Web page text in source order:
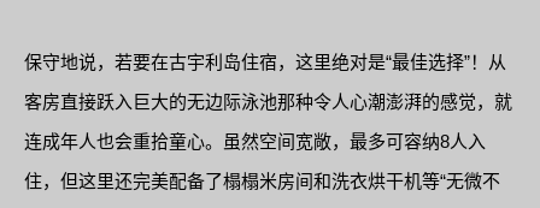
保守地说，若要在古宇利岛住宿，这里绝对是“最佳选择”！从
客房直接跃入巨大的无边际泳池那种令人心潮澎湃的感觉，就
连成年人也会重拾童心。虽然空间宽敞，最多可容纳8人入
住，但这里还完美配备了榻榻米房间和洗衣烘干机等“无微不